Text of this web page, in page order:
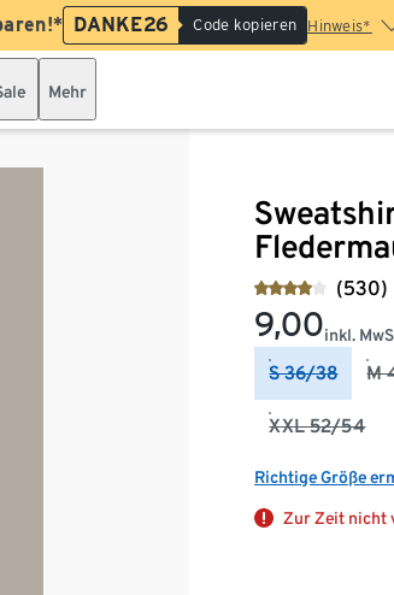
DANKE26 Code kopieren Hinweis*
Mehr
(530)
9,00inkl.
S 36/38 M
XXL 52/54
Richtige Größe
Zur Zeit nicht